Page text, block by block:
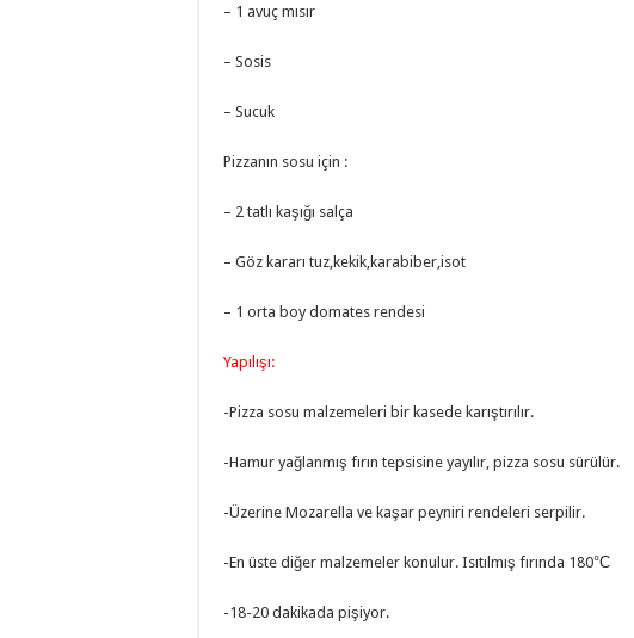
– 1 avuç mısır
– Sosis
– Sucuk
Pizzanın sosu için :
– 2 tatlı kaşığı salça
– Göz kararı tuz,kekik,karabiber,isot
– 1 orta boy domates rendesi
Yapılışı:
-Pizza sosu malzemeleri bir kasede karıştırılır.
-Hamur yağlanmış fırın tepsisine yayılır, pizza sosu sürülür.
-Üzerine Mozarella ve kaşar peyniri rendeleri serpilir.
-En üste diğer malzemeler konulur. Isıtılmış fırında 180°C
-18-20 dakikada pişiyor.